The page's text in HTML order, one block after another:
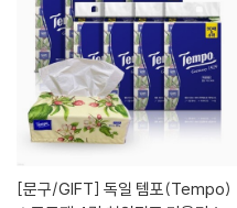
[문구/GIFT]